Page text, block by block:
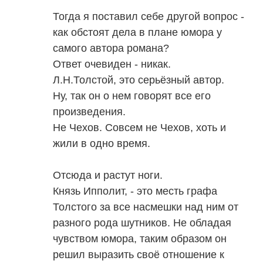
Тогда я поставил себе другой вопрос -
как обстоят дела в плане юмора у
самого автора романа?
Ответ очевиден - никак.
Л.Н.Толстой, это серьёзный автор.
Ну, так он о нем говорят все его
произведения.
Не Чехов. Совсем не Чехов, хоть и
жили в одно время.
Отсюда и растут ноги.
Князь Ипполит, - это месть графа
Толстого за все насмешки над ним от
разного рода шутников. Не обладая
чувством юмора, таким образом он
решил выразить своё отношение к